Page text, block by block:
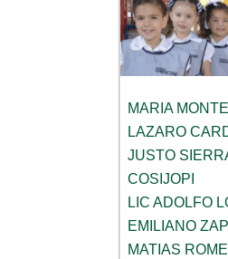
MARIA
LAZARO
JUSTO
COSIJOPI
LIC ADOLFO
EMILIANO
MATIAS